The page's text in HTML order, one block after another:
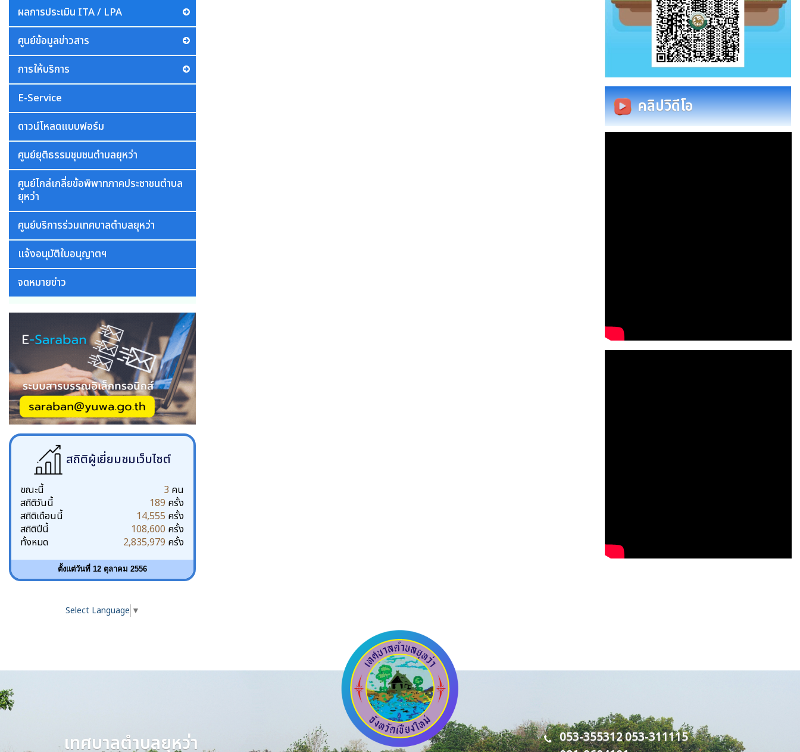
ผลการประเมิน ITA / LPA
ศูนย์ข้อมูลข่าวสาร
การให้บริการ
E-Service
ดาวน์โหลดแบบฟอร์ม
ศูนย์ยุติธรรมชุมชนตำบลยุหว่า
ศูนย์ไกล่เกลี่ยข้อพิพาทภาคประชาชนตำบล
ยุหว่า
ศูนย์บริการร่วมเทศบาลตำบลยุหว่า
แจ้งอนุมัติใบอนุญาตฯ
จดหมายข่าว
สถิติผู้เยี่ยมชมเว็บไซต์
ขณะนี้ 3 คน
สถิติวันนี้
189 ครั้ง
สถิติเดือนนี้
14,555 ครั้ง
สถิติปีนี้
108,600 ครั้ง
ทั้งหมด
2,835,979 ครั้ง
ตั้งแต่วันที่ 12 ตุลาคม 2556
Select Language ▼
คลิปวิดีโอ
เทศบาลตำบลยุหว่า 053-355312,053-311115